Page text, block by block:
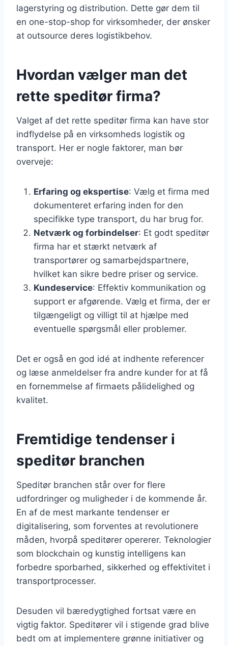
lagerstyring og distribution. Dette gør dem til
en one-stop-shop for virksomheder, der ønsker
at outsource deres logistikbehov.
Hvordan vælger man det
rette speditør firma?
Valget af det rette speditør firma kan have stor
indflydelse på en virksomheds logistik og
transport. Her er nogle faktorer, man bør
overveje:
Erfaring og ekspertise: Vælg et firma med
dokumenteret erfaring inden for den
specifikke type transport, du har brug for.
Netværk og forbindelser: Et godt speditør
firma har et stærkt netværk af
transportører og samarbejdspartnere,
hvilket kan sikre bedre priser og service.
Kundeservice: Effektiv kommunikation og
support er afgørende. Vælg et firma, der er
tilgængeligt og villigt til at hjælpe med
eventuelle spørgsmål eller problemer.
Det er også en god idé at indhente referencer
og læse anmeldelser fra andre kunder for at få
en fornemmelse af firmaets pålidelighed og
kvalitet.
Fremtidige tendenser i
speditør branchen
Speditør branchen står over for flere
udfordringer og muligheder i de kommende år.
En af de mest markante tendenser er
digitalisering, som forventes at revolutionere
måden, hvorpå speditører opererer. Teknologier
som blockchain og kunstig intelligens kan
forbedre sporbarhed, sikkerhed og effektivitet i
transportprocesser.
Desuden vil bæredygtighed fortsat være en
vigtig faktor. Speditører vil i stigende grad blive
bedt om at implementere grønne initiativer og